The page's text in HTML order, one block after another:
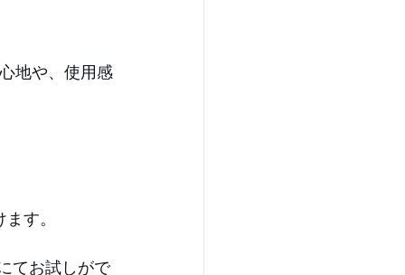
地や、使用感
す。
てお試しがで